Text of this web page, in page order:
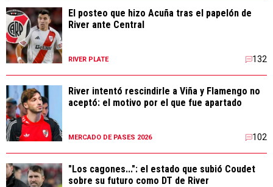
El posteo que hizo Acuña tras el papelón de
River ante Central
RIVER PLATE 132
River intentó rescindirle a Viña y Flamengo no
aceptó: el motivo por el que fue apartado
MERCADO DE PASES 2026 102
"Los cagones...": el estado que subió Coudet
sobre su futuro como DT de River